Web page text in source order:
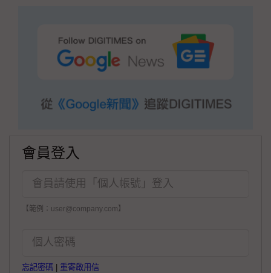
會員登入
【範例：user@company.com】
忘記密碼 重寄啟用信